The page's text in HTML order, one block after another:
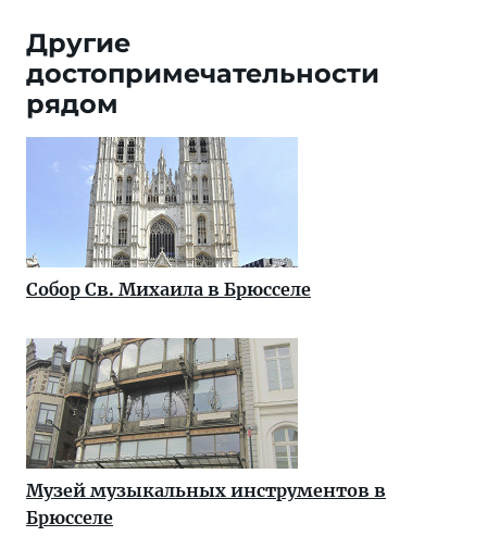
Другие
достопримечательности
рядом
Собор Св. Михаила в Брюсселе
Музей музыкальных инструментов в
Брюсселе